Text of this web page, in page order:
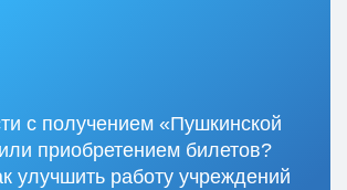
с получением «Пушкинской
приобретением билетов?
улучшить работу учреждений